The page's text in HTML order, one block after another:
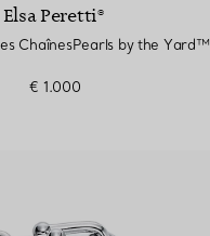
Elsa Peretti®
ChaînesPearls by the Yard™
€ 1.000